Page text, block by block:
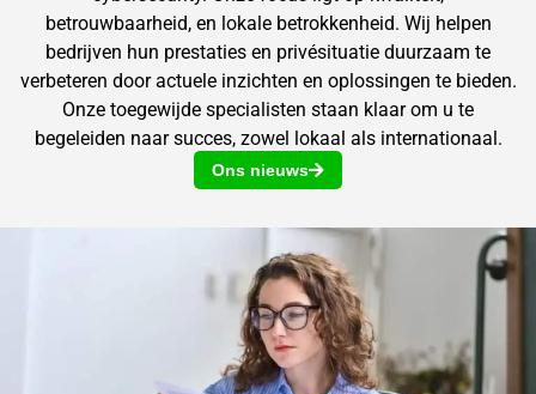
betrouwbaarheid, en lokale betrokkenheid. Wij helpen
bedrijven hun prestaties en privésituatie duurzaam te
verbeteren door actuele inzichten en oplossingen te bieden.
Onze toegewijde specialisten staan klaar om u te
begeleiden naar succes, zowel lokaal als internationaal.
Ons nieuws